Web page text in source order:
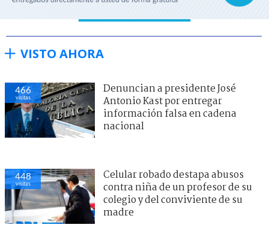
VISTO AHORA
466
visitas
Denuncian a presidente José
Antonio Kast por entregar
información falsa en cadena
nacional
448
visitas
Celular robado destapa abusos
contra niña de un profesor de su
colegio y del conviviente de su
madre